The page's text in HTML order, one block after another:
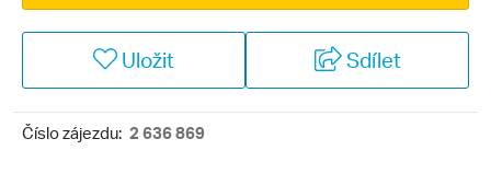
Uložit Sdílet
Číslo zájezdu: 2 636 869